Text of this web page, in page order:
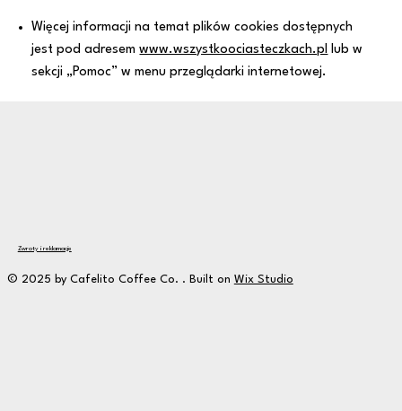
Więcej informacji na temat plików cookies dostępnych
jest pod adresemwww.wszystkoociasteczkach.pl lub w
sekcji „Pomoc” w menu przeglądarki internetowej.
Zwroty i reklamacje
© 2025 by Cafelito Coffee Co. . Built on Wix Studio